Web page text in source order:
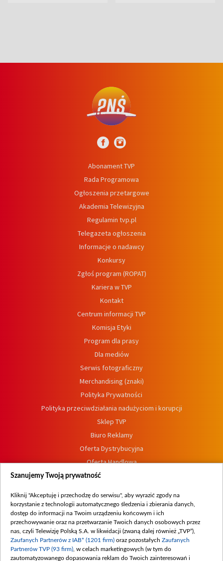
Abonament TVP
Rada Programowa
Ogłoszenia przetargowe
Akademia Telewizyjna
Regulamin tvp.pl
Telegazeta ogłoszenia
Informacje o nadawcy
Konkursy
Zgłoś program (ROPAT)
Kariera w TVP
Kontakt
Centrum informacji TVP
Komisja Etyki
Program dla prasy
Dla mediów
Serwis fotograficzny
Merchandising (znaki)
Polityka Prywatności
Polityka przeciwdziałania nadużyciom i korupcji
Sklep TVP
Biuro Reklamy
Oferta Dystrybucyjna
Oferta Handlowa
Dostępność
Procedura zgłoszeń wewnętrznych
Szanujemy Twoją prywatność
Kliknij "Akceptuję i przechodzę do serwisu", aby wyrazić zgody na
korzystanie z technologii automatycznego śledzenia i zbierania danych,
dostęp do informacji na Twoim urządzeniu końcowym i ich
przechowywanie oraz na przetwarzanie Twoich danych osobowych przez
nas, czyli Telewizję Polską S.A. w likwidacji (zwaną dalej również „TVP”),
Zaufanych Partnerów z IAB* (1201 firm) oraz pozostałych Zaufanych
Partnerów TVP (93 firm) , w celach marketingowych (w tym do
zautomatyzowanego dopasowania reklam do Twoich zainteresowań i